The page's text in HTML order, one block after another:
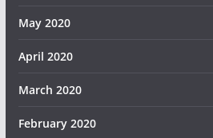
May 2020
April 2020
March 2020
February 2020